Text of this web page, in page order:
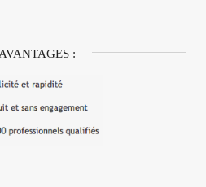
: